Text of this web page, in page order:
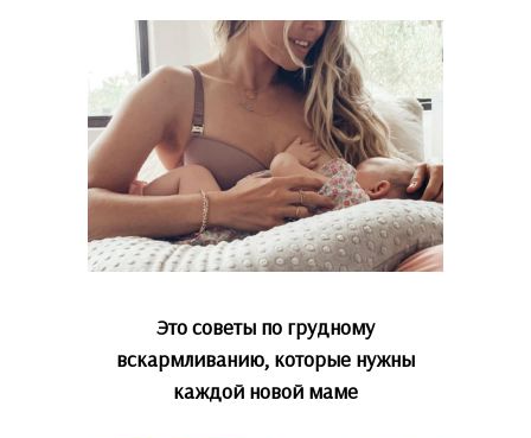
Это советы по грудному
вскармливанию, которые нужны
каждой новой маме